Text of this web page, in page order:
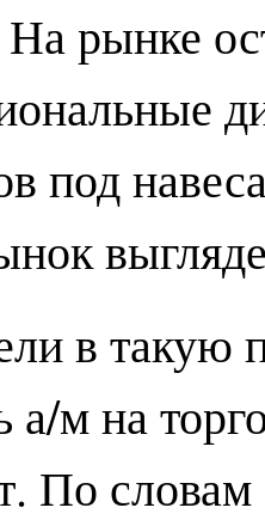
рынке
под
в такую
а/м на
По